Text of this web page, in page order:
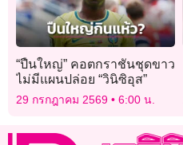
“ปืนใหญ่” คอตกราชันชุดขาว
ไม่มีแผนปล่อย “วินิซิอุส”
29 กรกฎาคม 2569 6:00 น.